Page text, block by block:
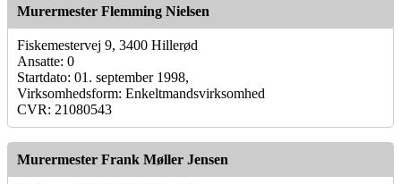
Murermester Flemming Nielsen
Fiskemestervej 9, 3400 Hillerød
Ansatte: 0
Startdato: 01. september 1998,
Virksomhedsform: Enkeltmandsvirksomhed
CVR: 21080543
Murermester Frank Møller Jensen